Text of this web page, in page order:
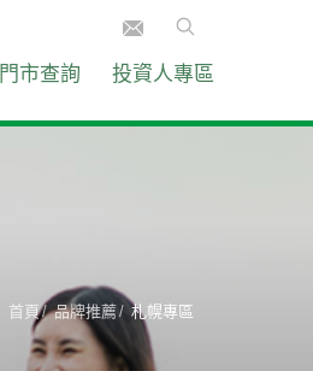
門市查詢 投資人專區
首頁 品牌推薦 札幌專區